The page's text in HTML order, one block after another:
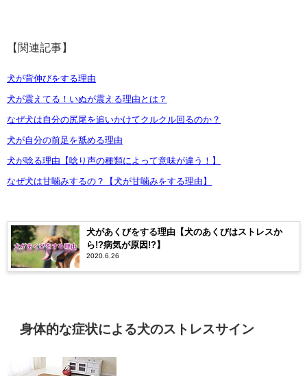
【関連記事】
犬が背伸びをする理由
犬が震えてる！いぬが震える理由とは？
なぜ犬は自分の尻尾を追いかけてクルクル回るのか？
犬が自分の前足を舐める理由
犬が唸る理由【唸り声の種類によって意味が違う！】
なぜ犬は甘噛みするの？【犬が甘噛みをする理由】
犬があくびをする理由【犬のあくびはストレスか
ら!?病気が原因!?】
2020.6.26
身体的な症状による犬のストレスサイン